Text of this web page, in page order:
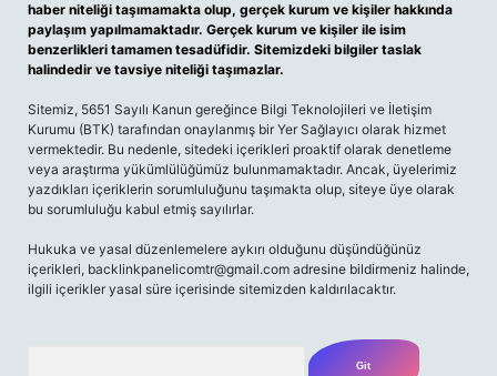
haber niteliği taşımamakta olup, gerçek kurum ve kişiler hakkında
paylaşım yapılmamaktadır. Gerçek kurum ve kişiler ile isim
benzerlikleri tamamen tesadüfidir. Sitemizdeki bilgiler taslak
halindedir ve tavsiye niteliği taşımazlar.
Sitemiz, 5651 Sayılı Kanun gereğince Bilgi Teknolojileri ve İletişim
Kurumu (BTK) tarafından onaylanmış bir Yer Sağlayıcı olarak hizmet
vermektedir. Bu nedenle, sitedeki içerikleri proaktif olarak denetleme
veya araştırma yükümlülüğümüz bulunmamaktadır. Ancak, üyelerimiz
yazdıkları içeriklerin sorumluluğunu taşımakta olup, siteye üye olarak
bu sorumluluğu kabul etmiş sayılırlar.
Hukuka ve yasal düzenlemelere aykırı olduğunu düşündüğünüz
içerikleri, backlinkpanelicomtr@gmail.com adresine bildirmeniz halinde,
ilgili içerikler yasal süre içerisinde sitemizden kaldırılacaktır.